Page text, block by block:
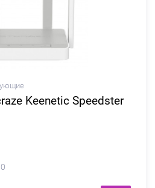
Keenetic Speedster
0